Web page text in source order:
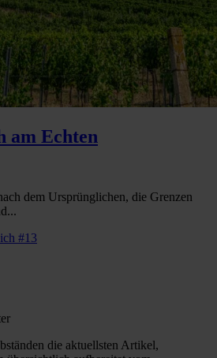
am Echten
dem Ursprünglichen, die Grenzen
#13
die aktuellsten Artikel,